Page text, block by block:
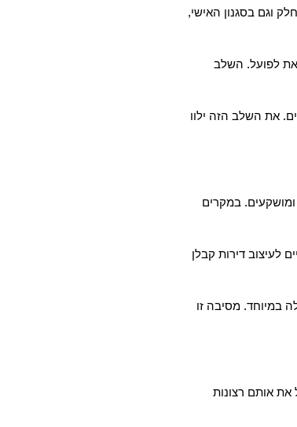
וגם בסגנון האישי,
זאת לפועל. השלב
את השלב הזה ילוו
ומושקעים. במקרים
לעיצוב דירות קבלן
במיוחד. מסיבה זו
את אותם רצונות